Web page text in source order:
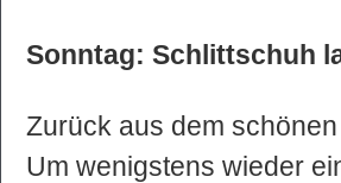
Sonntag: Schlittschuh
Zurück aus dem
Um wenigstens wieder